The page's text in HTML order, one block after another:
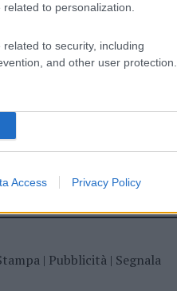
to personalization.
to security, including
and other user protection.
Access Privacy Policy
| Pubblicità| Segnala